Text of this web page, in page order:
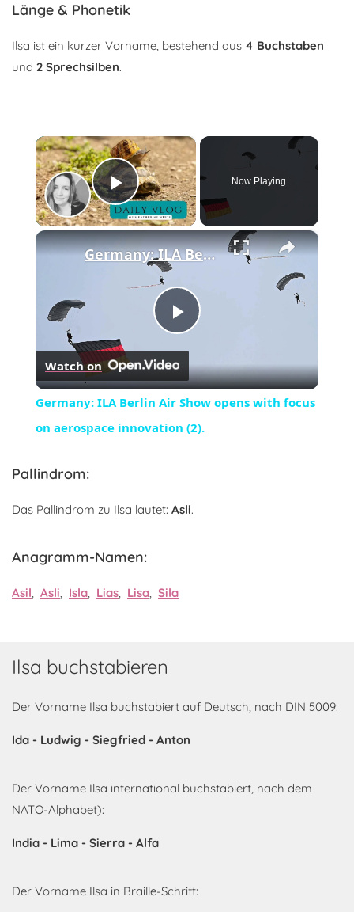
Länge & Phonetik
Ilsa ist ein kurzer Vorname, bestehend aus 4 Buchstaben
und 2 Sprechsilben.
×
Play Video
Now Playing
×
Play
Video
Germany: ILA Berlin Air Show opens with focus on aerospace innovation (2).
Watch on
Germany: ILA Berlin Air Show opens with focus
on aerospace innovation (2).
Pallindrom:
Das Pallindrom zu Ilsa lautet: Asli.
Anagramm-Namen:
Asil, Asli, Isla, Lias, Lisa, Sila
Ilsa buchstabieren
Der Vorname Ilsa buchstabiert auf Deutsch, nach DIN 5009:
Ida - Ludwig - Siegfried - Anton
Der Vorname Ilsa international buchstabiert, nach dem
NATO-Alphabet):
India - Lima - Sierra - Alfa
Der Vorname Ilsa in Braille-Schrift: